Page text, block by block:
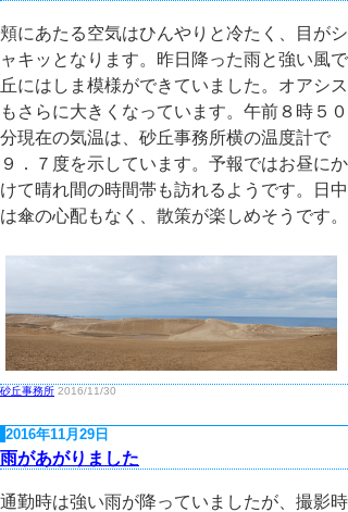
頬にあたる空気はひんやりと冷たく、目がシ
ャキッとなります。昨日降った雨と強い風で
丘にはしま模様ができていました。オアシス
もさらに大きくなっています。午前８時５０
分現在の気温は、砂丘事務所横の温度計で
９．７度を示しています。予報ではお昼にか
けて晴れ間の時間帯も訪れるようです。日中
は傘の心配もなく、散策が楽しめそうです。
砂丘事務所 2016/11/30
2016年11月29日
雨があがりました
通勤時は強い雨が降っていましたが、撮影時